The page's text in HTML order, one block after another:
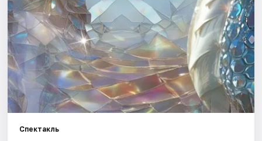
Рейтинги
Спектакль